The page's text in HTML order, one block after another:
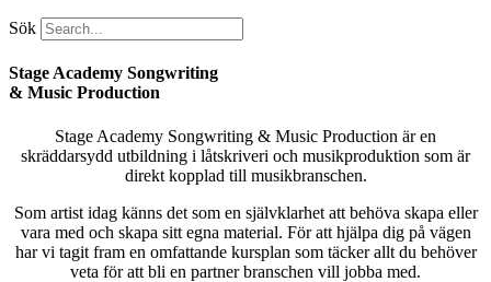
Sök
Stage Academy Songwriting
& Music Production
Stage Academy Songwriting & Music Production är en
skräddarsydd utbildning i låtskriveri och musikproduktion som är
direkt kopplad till musikbranschen.
Som artist idag känns det som en självklarhet att behöva skapa eller
vara med och skapa sitt egna material. För att hjälpa dig på vägen
har vi tagit fram en omfattande kursplan som täcker allt du behöver
veta för att bli en partner branschen vill jobba med.